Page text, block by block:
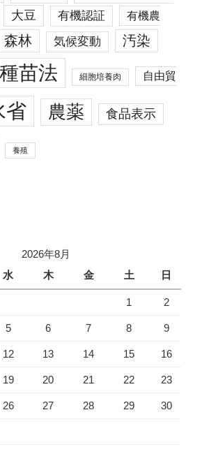
大豆 有機認証 有機農
森林 気候変動 汚染
種苗法 細胞培養肉 自由貿
省 農薬 食品表示
養殖
2026年8月
水 木 金 土 日
1 2
5 6 7 8 9
12 13 14 15 16
19 20 21 22 23
26 27 28 29 30